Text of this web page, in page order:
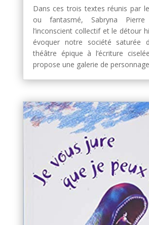
Dans ces trois textes réunis par
ou fantasmé, Sabryna
l’inconscient collectif et le détour
évoquer notre société saturée
théâtre épique à l’écriture
propose une galerie de